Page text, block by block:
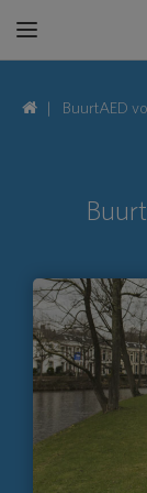
BuurtAED
Wilgepol,